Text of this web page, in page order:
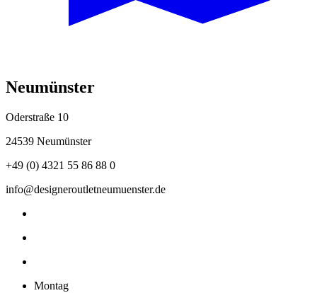
Neumünster
Oderstraße 10
24539 Neumünster
+49 (0) 4321 55 86 88 0
info@designeroutletneumuenster.de
Montag